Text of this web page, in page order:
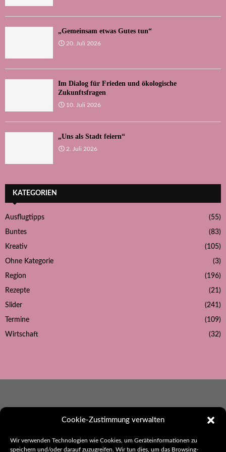
Cookie-Zustimmung verwalten
Wir verwenden Technologien wie Cookies, um Geräteinformationen zu
speichern und/oder darauf zuzugreifen. Wir tun dies, um das Browsing-
„Gemeinsam etwas Gutes tun“
20. Juli 2026
Im Dialog für Frieden und ökologische
Zukunftsfragen
10. Juli 2026
„Uns als Stadt feiern“
2. Juli 2026
KATEGORIEN
Ausflugtipps (55)
Buntes (83)
Kreativ (105)
Ohne Kategorie (3)
Region (196)
Rezepte (21)
Slider (241)
Termine (109)
Wirtschaft (32)
Ebbes aus Hohenlohe